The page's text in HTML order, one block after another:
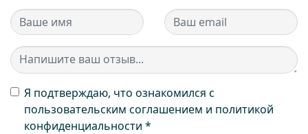
Я подтверждаю, что ознакомился с
пользовательским соглашением и политикой
конфиденциальности